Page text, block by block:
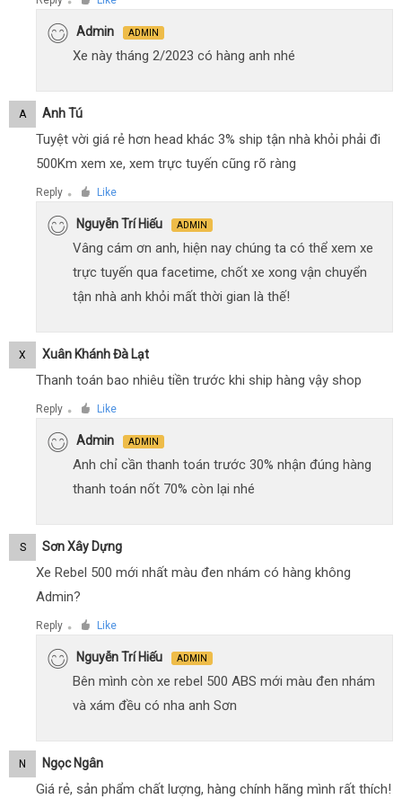
●
Admin ADMIN
Xe này tháng 2/2023 có hàng anh nhé
A Anh Tú
Tuyệt vời giá rẻ hơn head khác 3% ship tận nhà khỏi phải đi
500Km xem xe, xem trực tuyến cũng rõ ràng
Reply ● Like
Nguyễn Trí Hiếu ADMIN
Vâng cám ơn anh, hiện nay chúng ta có thể xem xe
trực tuyến qua facetime, chốt xe xong vận chuyển
tận nhà anh khỏi mất thời gian là thế!
X Xuân Khánh Đà Lạt
Thanh toán bao nhiêu tiền trước khi ship hàng vậy shop
Reply ● Like
Admin ADMIN
Anh chỉ cần thanh toán trước 30% nhận đúng hàng
thanh toán nốt 70% còn lại nhé
S Sơn Xây Dựng
Xe Rebel 500 mới nhất màu đen nhám có hàng không
Admin?
Reply ● Like
Nguyễn Trí Hiếu ADMIN
Bên mình còn xe rebel 500 ABS mới màu đen nhám
và xám đều có nha anh Sơn
N Ngọc Ngân
Giá rẻ, sản phẩm chất lượng, hàng chính hãng mình rất thích!